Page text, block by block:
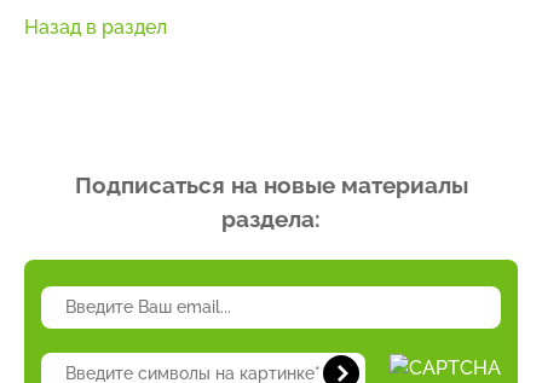
Назад в раздел
Подписаться на новые материалы
раздела: